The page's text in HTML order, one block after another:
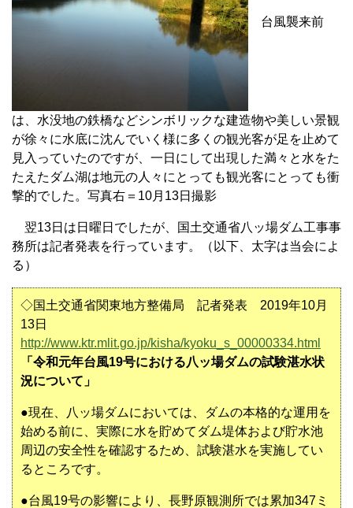
台風襲来前
は、水没地の鉄橋などシンボリックな建造物や美しい景観
が徐々に水底に沈んでいく様に多くの観光客が足を止めて
見入っていたのですが、一日にして出現した満々と水をた
たえたダム湖は地元の人々にとっても観光客にとっても衝
撃的でした。写真右＝10月13日撮影
翌13日は日曜日でしたが、国土交通省八ッ場ダム工事事
務所は記者発表を行っています。（以下、太字は当会によ
る）
◇国土交通省関東地方整備局 記者発表 2019年10月
13日
http://www.ktr.mlit.go.jp/kisha/kyoku_s_00000334.html
「令和元年台風19号における八ッ場ダムの試験湛水状
況について」
●現在、八ッ場ダムにおいては、ダムの本格的な運用を
始める前に、実際に水を貯めてダム堤体および貯水池
周辺の安全性を確認するため、試験湛水を実施してい
るところです。
●台風19号の影響により、長野原観測所では累加347ミ